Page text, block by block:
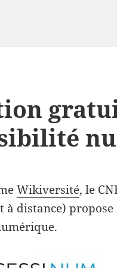
Wikiversité, le
à distance)